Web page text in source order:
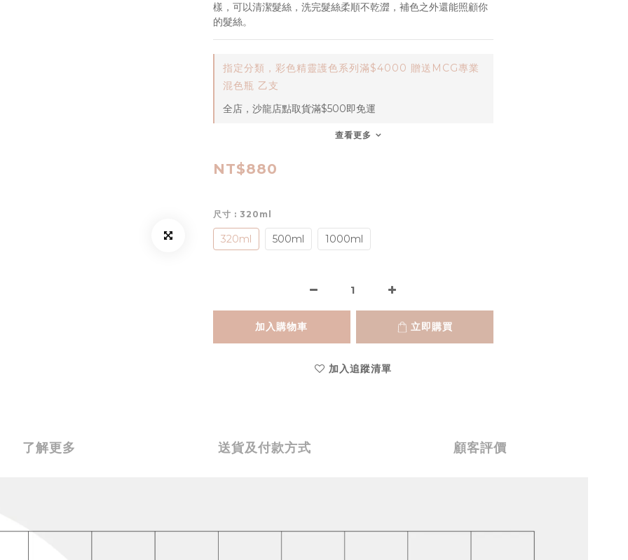
樣，可以清潔髮絲，洗完髮絲柔順不乾澀，補色之外還能照顧你
的髮絲。
指定分類，彩色精靈護色系列滿$4000 贈送MCG專業
混色瓶 乙支
全店，沙龍店點取貨滿$500即免運
查看更多
NT$880
尺寸 : 320ml
320ml 500ml 1000ml
加入購物車 立即購買
加入追蹤清單
了解更多 送貨及付款方式 顧客評價